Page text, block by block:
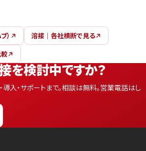
）
溶接｜各社横断で見る
を検討中ですか？
導入・サポートまで。相談は無料。営業電話はし